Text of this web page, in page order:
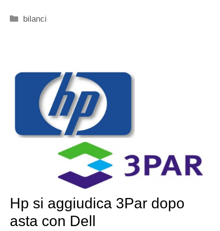
Categorie
bilanci
Hp si aggiudica 3Par dopo
asta con Dell